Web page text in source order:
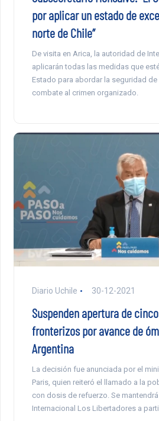
por aplicar un estado de
norte de Chile”
De visita en Arica, la autoridad de
aplicarán todas las medidas que
Estado para abordar la seguridad de
combate al crimen organizado.
Diario Uchile 30-12-2021
Suspenden apertura de
fronterizos por avance de
Argentina
La decisión fue anunciada por el
Paris, quien reiteró el llamado a la
con dosis de refuerzo. Se
Internacional Los Libertadores a